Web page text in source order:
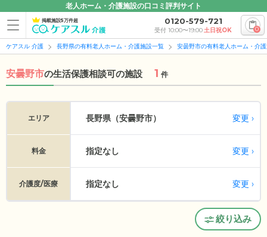
老人ホーム・介護施設の口コミ評判サイト
掲載施設5万件超 0120-579-721
受付 10:00〜19:00土日祝OK 0
ケアスル 介護 長野県の有料老人ホーム・介護施設一覧 安曇野市の有料老人ホーム・介
安曇野市の生活保護相談可の施設 1 件
エリア 長野県（安曇野市） 変更
料金 指定なし 変更
介護度/医療 指定なし 変更
絞り込み